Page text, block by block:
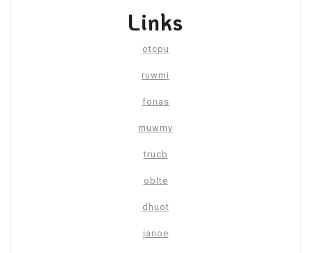
Links
otcpu
ruwmi
fonas
muwmy
trucb
oblte
dhuot
janoe